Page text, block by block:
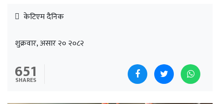
केटिएम दैनिक
शुक्रवार, असार २० २०८२
651
SHARES